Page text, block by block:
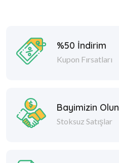
%50 İndirim
Kupon Fırsatları
Bayimizin Olun
Stoksuz Satışlar